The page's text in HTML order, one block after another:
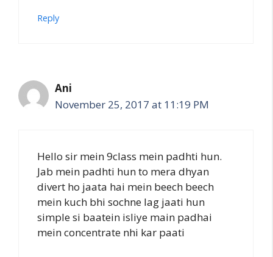
Reply
Ani
November 25, 2017 at 11:19 PM
Hello sir mein 9class mein padhti hun.
Jab mein padhti hun to mera dhyan
divert ho jaata hai mein beech beech
mein kuch bhi sochne lag jaati hun
simple si baatein isliye main padhai
mein concentrate nhi kar paati